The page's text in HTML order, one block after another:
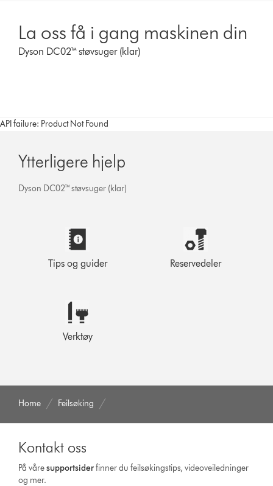
La oss få i gang maskinen din
Dyson DC02™ støvsuger (klar)
API failure: Product Not Found
Ytterligere hjelp
Dyson DC02™ støvsuger (klar)
Tips og guider Reservedeler
Verktøy
Home Feilsøking
Kontakt oss
På våresupportsiderfinner du feilsøkingstips, videoveiledninger
og mer.